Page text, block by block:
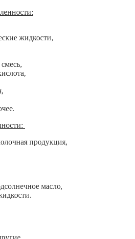
жидкости,
продукция,
масло,